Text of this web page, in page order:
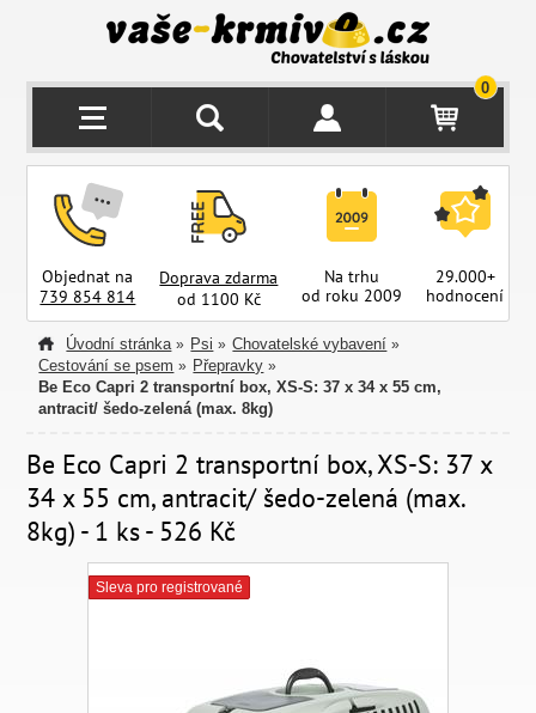
0
Objednat na
739 854 814
Doprava zdarma
od 1100 Kč
Na trhu
od roku 2009
29.000+
hodnocení
Úvodní stránka » Psi » Chovatelské vybavení »
Cestování se psem » Přepravky »
Be Eco Capri 2 transportní box, XS-S: 37 x 34 x 55 cm,
antracit/ šedo-zelená (max. 8kg)
Be Eco Capri 2 transportní box, XS-S: 37 x
34 x 55 cm, antracit/ šedo-zelená (max.
8kg) - 1 ks - 526 Kč
Sleva pro registrované